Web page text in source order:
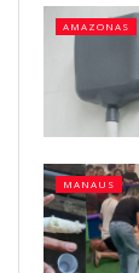
AMAZONAS
MANAUS